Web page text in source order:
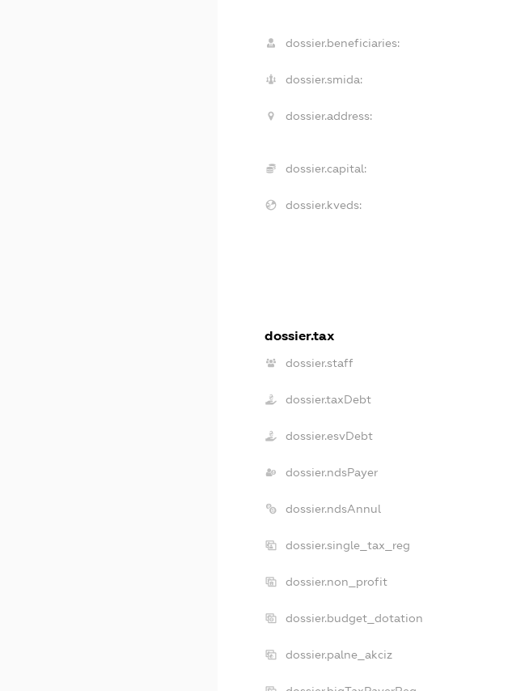
dossier.beneficiaries:
dossier.smida:
dossier.address:
dossier.capital:
dossier.kveds:
dossier.tax
dossier.staff
dossier.taxDebt
dossier.esvDebt
dossier.ndsPayer
dossier.ndsAnnul
dossier.single_tax_reg
dossier.non_profit
dossier.budget_dotation
dossier.palne_akciz